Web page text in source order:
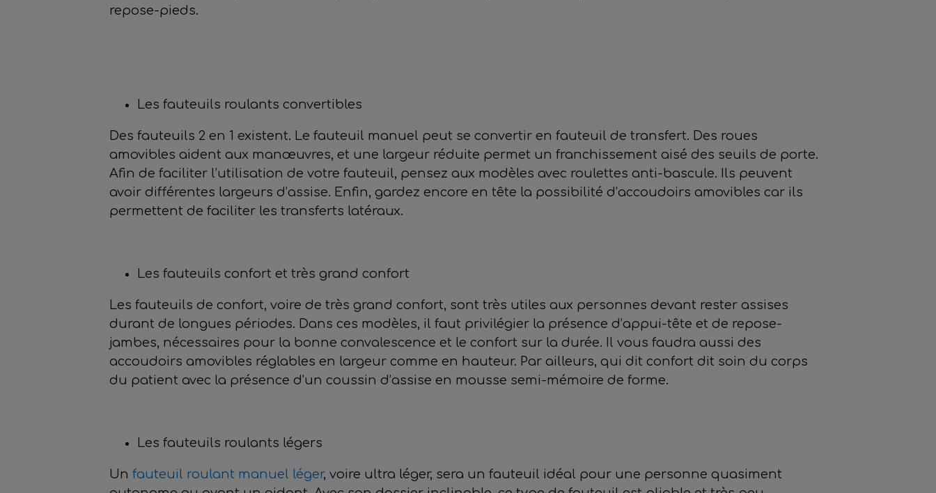
repose-pieds.
Les fauteuils roulants convertibles
Des fauteuils 2 en 1 existent. Le fauteuil manuel peut se convertir en fauteuil de transfert. Des roues
amovibles aident aux manœuvres, et une largeur réduite permet un franchissement aisé des seuils de porte.
Afin de faciliter l’utilisation de votre fauteuil, pensez aux modèles avec roulettes anti-bascule. Ils peuvent
avoir différentes largeurs d’assise. Enfin, gardez encore en tête la possibilité d’accoudoirs amovibles car ils
permettent de faciliter les transferts latéraux.
Les fauteuils confort et très grand confort
Les fauteuils de confort, voire de très grand confort, sont très utiles aux personnes devant rester assises
durant de longues périodes. Dans ces modèles, il faut privilégier la présence d’appui-tête et de repose-
jambes, nécessaires pour la bonne convalescence et le confort sur la durée. Il vous faudra aussi des
accoudoirs amovibles réglables en largeur comme en hauteur. Par ailleurs, qui dit confort dit soin du corps
du patient avec la présence d’un coussin d’assise en mousse semi-mémoire de forme.
Les fauteuils roulants légers
Un fauteuil roulant manuel léger, voire ultra léger, sera un fauteuil idéal pour une personne quasiment